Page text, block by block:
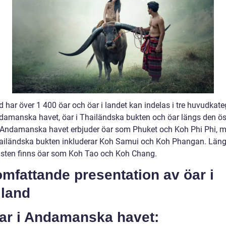
har över 1 400 öar och öar i landet kan indelas i tre
havet, öar i Thailändska bukten och öar längs den
havet erbjuder öar som Phuket och Koh Phi Phi,
bukten inkluderar Koh Samui och Koh Phangan.
finns öar som Koh Tao och Koh Chang.
presentation av öar i
i Andamanska havet: